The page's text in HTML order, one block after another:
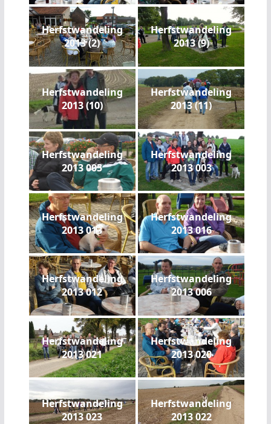
Herfstwandeling
2013 (2)
Herfstwandeling
2013 (9)
Herfstwandeling
2013 (10)
Herfstwandeling
2013 (11)
Herfstwandeling
2013 005
Herfstwandeling
2013 003
Herfstwandeling
2013 013
Herfstwandeling
2013 016
Herfstwandeling
2013 012
Herfstwandeling
2013 006
Herfstwandeling
2013 021
Herfstwandeling
2013 020
Herfstwandeling
2013 023
Herfstwandeling
2013 022